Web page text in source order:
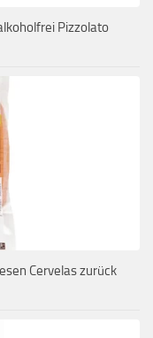
Pizzolato
Cervelas zurück